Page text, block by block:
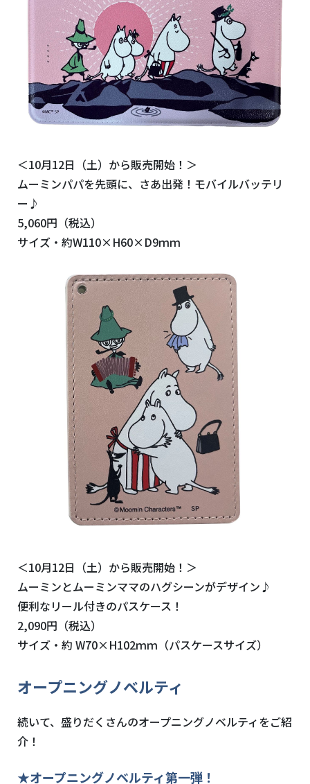
＜10月12日（土）から販売開始！＞
ムーミンパパを先頭に、さあ出発！モバイルバッテリ
ー♪
5,060円（税込）
サイズ・約W110×H60×D9ｍｍ
＜10月12日（土）から販売開始！＞
ムーミンとムーミンママのハグシーンがデザイン♪
便利なリール付きのパスケース！
2,090円（税込）
サイズ・約 W70×H102ｍｍ（パスケースサイズ）
オープニングノベルティ
続いて、盛りだくさんのオープニングノベルティをご紹
介！
★オープニングノベルティ第一弾！